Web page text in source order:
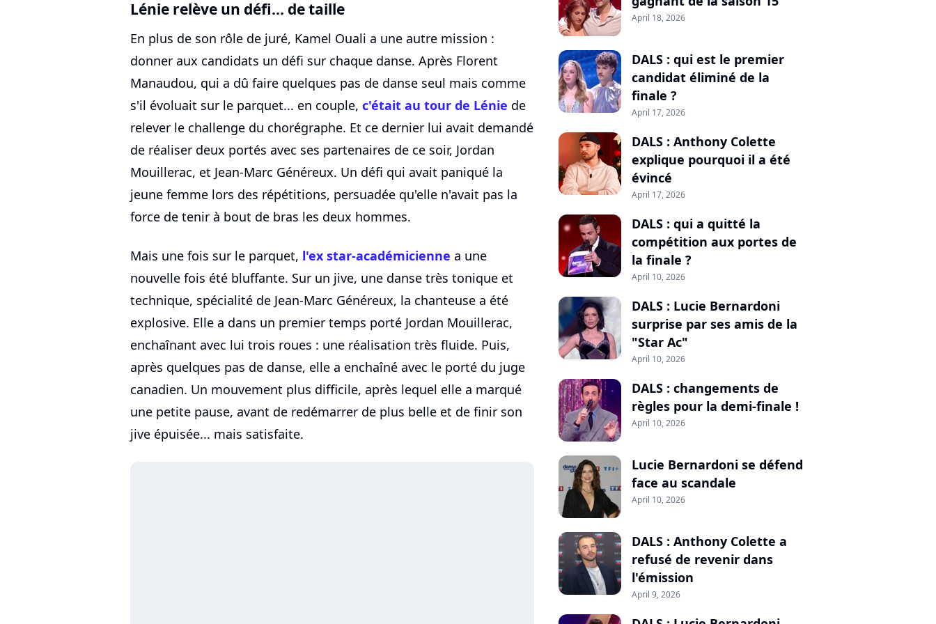
Lénie relève un défi... de taille
En plus de son rôle de juré, Kamel Ouali a une autre mission :
donner aux candidats un défi sur chaque danse. Après Florent
Manaudou, qui a dû faire quelques pas de danse seul mais comme
s'il évoluait sur le parquet... en couple, c'était au tour de Lénie de
relever le challenge du chorégraphe. Et ce dernier lui avait demandé
de réaliser deux portés avec ses partenaires de ce soir, Jordan
Mouillerac, et Jean-Marc Généreux. Un défi qui avait paniqué la
jeune femme lors des répétitions, persuadée qu'elle n'avait pas la
force de tenir à bout de bras les deux hommes.
Mais une fois sur le parquet, l'ex star-académicienne a une
nouvelle fois été bluffante. Sur un jive, une danse très tonique et
technique, spécialité de Jean-Marc Généreux, la chanteuse a été
explosive. Elle a dans un premier temps porté Jordan Mouillerac,
enchaînant avec lui trois roues : une réalisation très fluide. Puis,
après quelques pas de danse, elle a enchaîné avec le porté du juge
canadien. Un mouvement plus difficile, après lequel elle a marqué
une petite pause, avant de redémarrer de plus belle et de finir son
jive épuisée... mais satisfaite.
April 18, 2026
DALS : qui est le premier
candidat éliminé de la
finale ?
April 17, 2026
DALS : Anthony Colette
explique pourquoi il a été
évincé
April 17, 2026
DALS : qui a quitté la
compétition aux portes de
la finale ?
April 10, 2026
DALS : Lucie Bernardoni
surprise par ses amis de la
"Star Ac"
April 10, 2026
DALS : changements de
règles pour la demi-finale !
April 10, 2026
Lucie Bernardoni se défend
face au scandale
April 10, 2026
DALS : Anthony Colette a
refusé de revenir dans
l'émission
April 9, 2026